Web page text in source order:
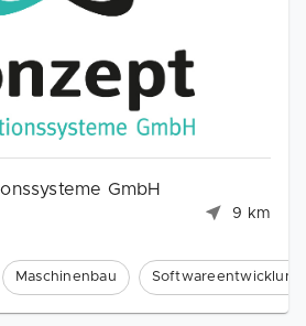
GmbH
9 km
Maschinenbau Softwareentwicklung